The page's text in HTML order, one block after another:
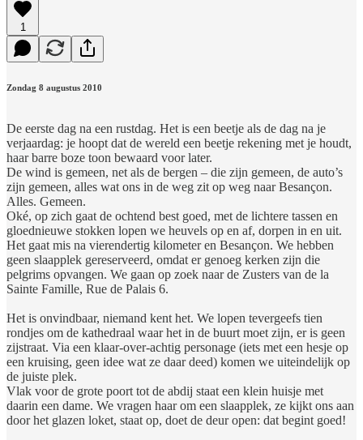
1
Zondag 8 augustus 2010
De eerste dag na een rustdag. Het is een beetje als de dag na je
verjaardag: je hoopt dat de wereld een beetje rekening met je houdt,
haar barre boze toon bewaard voor later.
De wind is gemeen, net als de bergen – die zijn gemeen, de auto’s
zijn gemeen, alles wat ons in de weg zit op weg naar Besançon.
Alles. Gemeen.
Oké, op zich gaat de ochtend best goed, met de lichtere tassen en
gloednieuwe stokken lopen we heuvels op en af, dorpen in en uit.
Het gaat mis na vierendertig kilometer en Besançon. We hebben
geen slaapplek gereserveerd, omdat er genoeg kerken zijn die
pelgrims opvangen. We gaan op zoek naar de Zusters van de la
Sainte Famille, Rue de Palais 6.
Het is onvindbaar, niemand kent het. We lopen tevergeefs tien
rondjes om de kathedraal waar het in de buurt moet zijn, er is geen
zijstraat. Via een klaar-over-achtig personage (iets met een hesje op
een kruising, geen idee wat ze daar deed) komen we uiteindelijk op
de juiste plek.
Vlak voor de grote poort tot de abdij staat een klein huisje met
daarin een dame. We vragen haar om een slaapplek, ze kijkt ons aan
door het glazen loket, staat op, doet de deur open: dat begint goed!